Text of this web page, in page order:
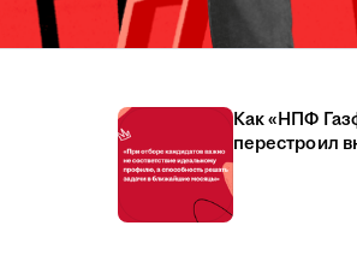
Как «НПФ
перестроил